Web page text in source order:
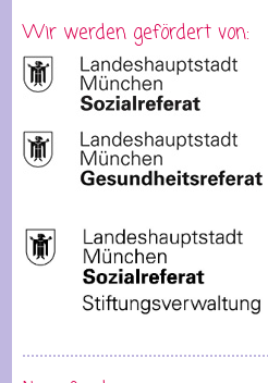
Wir werden gefördert von: